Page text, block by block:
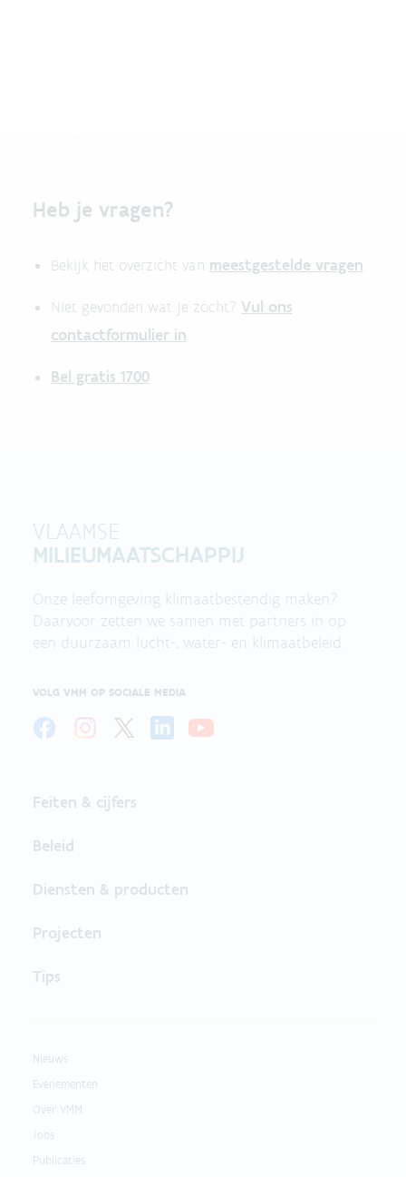
Heb je vragen?
Bekijk het overzicht van meestgestelde vragen.
Niet gevonden wat je zocht? Vul ons
contactformulier in.
Bel gratis 1700
VLAAMSE
MILIEUMAATSCHAPPIJ
Onze leefomgeving klimaatbestendig maken?
Daarvoor zetten we samen met partners in op
een duurzaam lucht-, water- en klimaatbeleid.
VOLG VMM OP SOCIALE MEDIA
Feiten & cijfers
Beleid
Diensten & producten
Projecten
Tips
Nieuws
Evenementen
Over VMM
Jobs
Publicaties